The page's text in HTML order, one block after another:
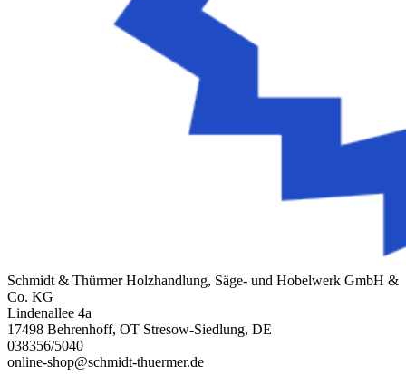
Schmidt & Thürmer Holzhandlung, Säge- und Hobelwerk GmbH &
Co. KG
Lindenallee 4a
17498 Behrenhoff, OT Stresow-Siedlung, DE
038356/5040
online-shop@schmidt-thuermer.de